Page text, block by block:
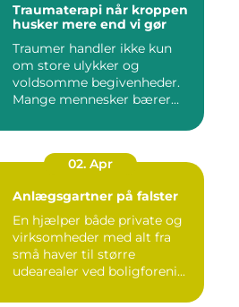
Traumaterapi når kroppen
husker mere end vi gør
Traumer handler ikke kun
om store ulykker og
voldsomme begivenheder.
Mange mennesker bærer
02. Apr
Anlægsgartner på falster
En hjælper både private og
virksomheder med alt fra
små haver til større
udearealer ved boligforeni...